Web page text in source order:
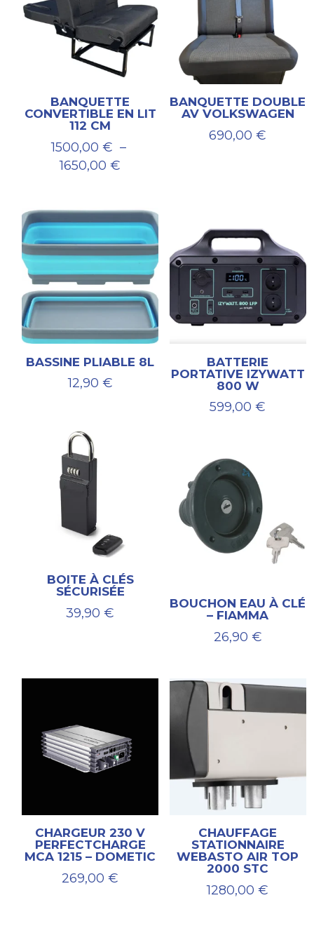
BANQUETTE
CONVERTIBLE EN LIT
112 CM
1500,00 € –
1650,00€
1500,00 €
à
1650,00 €
BANQUETTE DOUBLE
AV VOLKSWAGEN
690,00€
BASSINE PLIABLE 8L
12,90 €
BATTERIE
PORTATIVE IZYWATT
800 W
599,00€
BOITE À CLÉS
SÉCURISÉE
39,90€
BOUCHON EAU À CLÉ
– FIAMMA
26,90 €
CHARGEUR 230 V
PERFECTCHARGE
MCA 1215 – DOMETIC
269,00€
CHAUFFAGE
STATIONNAIRE
WEBASTO AIR TOP
2000 STC
1280,00€